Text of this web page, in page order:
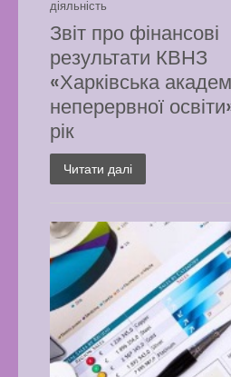
діяльність
Звіт про фінансові
результати КВНЗ
«Харківська
неперервної
рік
Читати далі